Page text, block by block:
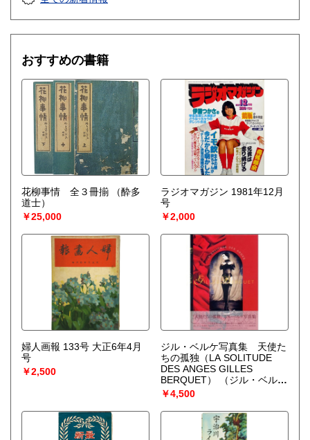
おすすめの書籍
花柳事情 全３冊揃
（酔多
道士）
￥25,000
ラジオマガジン 1981年12月
号
￥2,000
婦人画報 133号 大正6年4月
号
￥2,500
ジル・ベルケ写真集 天使た
ちの孤独（LA SOLITUDE
DES ANGES GILLES
BERQUET）
（ジル・ベル
ケ）
￥4,500